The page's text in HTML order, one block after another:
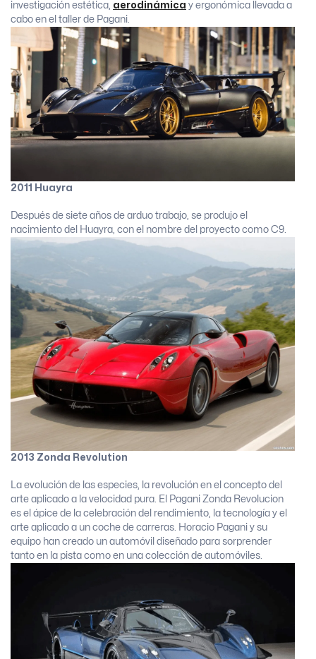
investigación estética, aerodinámica y ergonómica llevada a
cabo en el taller de Pagani.
2011 Huayra
Después de siete años de arduo trabajo, se produjo el
nacimiento del Huayra, con el nombre del proyecto como C9.
2013 Zonda Revolution
La evolución de las especies, la revolución en el concepto del
arte aplicado a la velocidad pura. El Pagani Zonda Revolucion
es el ápice de la celebración del rendimiento, la tecnología y el
arte aplicado a un coche de carreras. Horacio Pagani y su
equipo han creado un automóvil diseñado para sorprender
tanto en la pista como en una colección de automóviles.